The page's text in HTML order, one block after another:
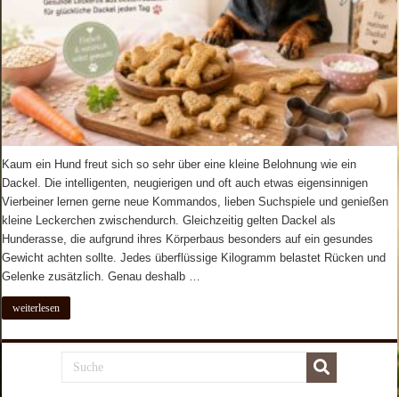
Kaum ein Hund freut sich so sehr über eine kleine Belohnung wie ein
Dackel. Die intelligenten, neugierigen und oft auch etwas eigensinnigen
Vierbeiner lernen gerne neue Kommandos, lieben Suchspiele und genießen
kleine Leckerchen zwischendurch. Gleichzeitig gelten Dackel als
Hunderasse, die aufgrund ihres Körperbaus besonders auf ein gesundes
Gewicht achten sollte. Jedes überflüssige Kilogramm belastet Rücken und
Gelenke zusätzlich. Genau deshalb …
weiterlesen